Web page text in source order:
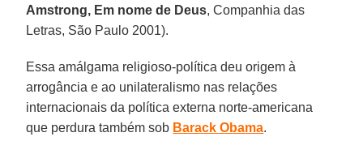
Amstrong, Em nome de Deus, Companhia das
Letras, São Paulo 2001).
Essa amálgama religioso-política deu origem à
arrogância e ao unilateralismo nas relações
internacionais da política externa norte-americana
que perdura também sob Barack Obama.